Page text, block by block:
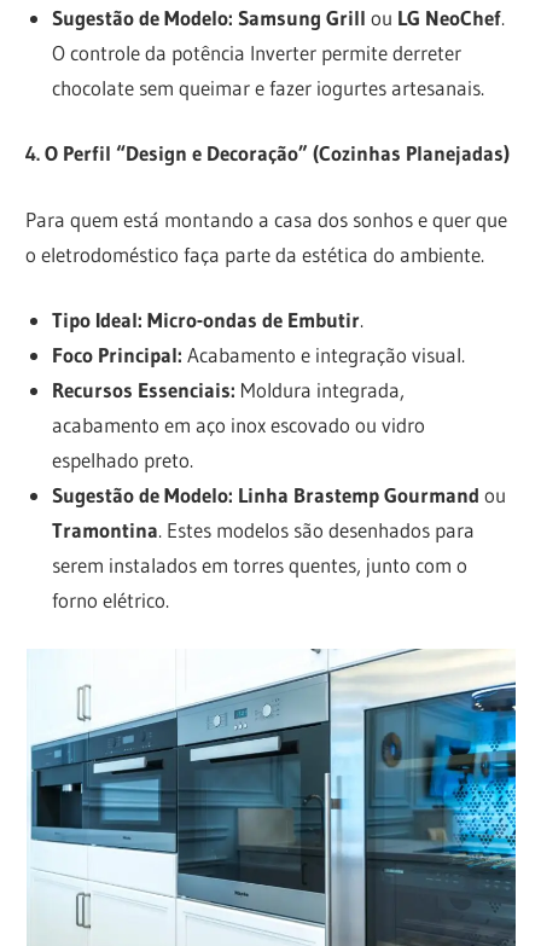
Sugestão de Modelo: Samsung Grill ou LG NeoChef.
O controle da potência Inverter permite derreter
chocolate sem queimar e fazer iogurtes artesanais.
4. O Perfil “Design e Decoração” (Cozinhas Planejadas)
Para quem está montando a casa dos sonhos e quer que
o eletrodoméstico faça parte da estética do ambiente.
Tipo Ideal: Micro-ondas de Embutir.
Foco Principal: Acabamento e integração visual.
Recursos Essenciais: Moldura integrada,
acabamento em aço inox escovado ou vidro
espelhado preto.
Sugestão de Modelo: Linha Brastemp Gourmand ou
Tramontina. Estes modelos são desenhados para
serem instalados em torres quentes, junto com o
forno elétrico.